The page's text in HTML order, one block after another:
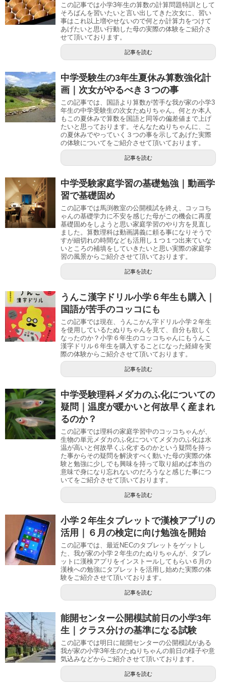
この記事では小学3年生の算数の計算問題特訓として
そろばんを習いたいと言い出してきた次女に、習い
事はこれ以上増やせないので何とか計算力をつけて
あげたいと思い行動した母の実際の体験をご紹介さ
せて頂いております。
記事を読む
中学受験生の3年生夏休み算数強化計
画｜次女がやるべき３つの事
この記事では、国語より算数が苦手な我が家の小学3
年生の中学受験生の次女たぬりちゃん。何とか本人
もこの夏休みで算数を国語と同等の偏差値まで上げ
たいと思っております。そんなたぬりちゃんに、こ
の夏休みでやっていく３つの事を示してあげた実際
の体験についてをご紹介させて頂いております。
記事を読む
中学受験家庭学習の基礎勉強｜動画学
習で基礎固め
この記事では馬渕教室の公開模試を終え、コッコち
ゃんの基礎学力に不安を感じた母がこの機会に再度
基礎固めをしようと思い家庭学習のやり方を見直し
ました。算数理科は動画講義に頼る事になりそうで
すが細切れの時間なども活用し１つ１つ出来ていな
いところの補填をしていきたいと思い実際の家庭学
習の風景からご紹介させて頂いております。
記事を読む
うんこ漢字ドリル小学６年生も購入｜
国語が苦手のコッコにも
この記事では現在、うんこかん字ドリル小学２年生
を使用しているたぬりちゃんを見て、自分も欲しく
なったのか？小学６年生のコッコちゃんにもうんこ
漢字ドリル６年生を購入することになった経緯を実
際の体験からご紹介させて頂いております。
記事を読む
中学受験理科メダカのふ化についての
疑問｜温度が暖かいと何故早く産まれ
るのか？
この記事では理科の家庭学習中のコッコちゃんが、
生物の単元メダカのふ化についてメダカのふ化は水
温が高いと何故早くふ化するのかという疑問を持っ
た事からその疑問を解決すべく動いた母の実際の体
験と勉強に少しでも興味を持って取り組めば本当の
意味で身になり忘れないのだろうなと感じた事につ
いてをご紹介させて頂いております。
記事を読む
小学２年生タブレットで漢検アプリの
活用｜６月の検定に向け勉強を開始
この記事では、最近NECのタブレットをゲットし
た、我が家の小学２年生のたぬりちゃんが、タブレ
ットに漢検アプリをインストールしてもらい６月の
漢検への勉強にタブレットを活用し始めた実際の体
験をご紹介させて頂いております。
記事を読む
能開センター公開模試前日の小学3年
生｜クラス分けの基準になる試験
この記事では明日に能開センターの公開模試がある
我が家の小学3年生のたぬりちゃんの前日の様子や意
気込みなどからご紹介させて頂いております。
記事を読む